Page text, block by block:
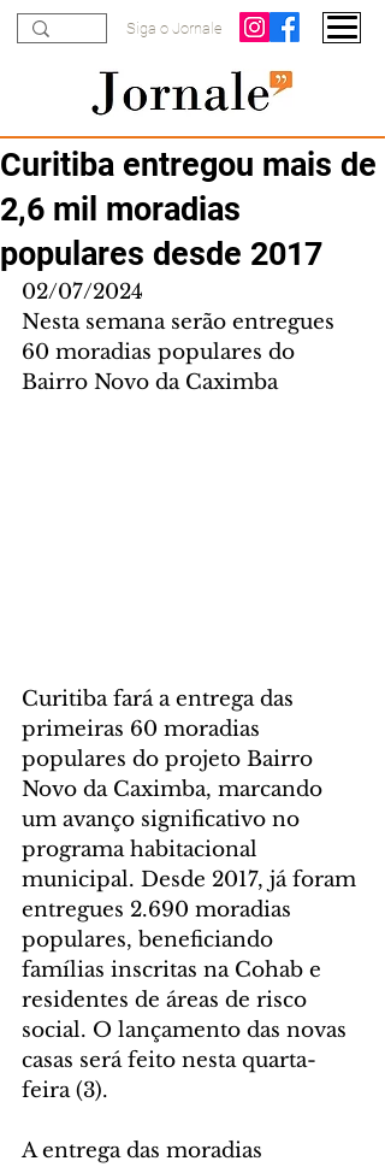
Siga o Jornale
Curitiba entregou mais de
2,6 mil moradias
populares desde 2017
02/07/2024
Nesta semana serão entregues
60 moradias populares do
Bairro Novo da Caximba
Curitiba fará a entrega das
primeiras 60 moradias
populares do projeto Bairro
Novo da Caximba, marcando
um avanço significativo no
programa habitacional
municipal. Desde 2017, já foram
entregues 2.690 moradias
populares, beneficiando
famílias inscritas na Cohab e
residentes de áreas de risco
social. O lançamento das novas
casas será feito nesta quarta-
feira (3).
A entrega das moradias